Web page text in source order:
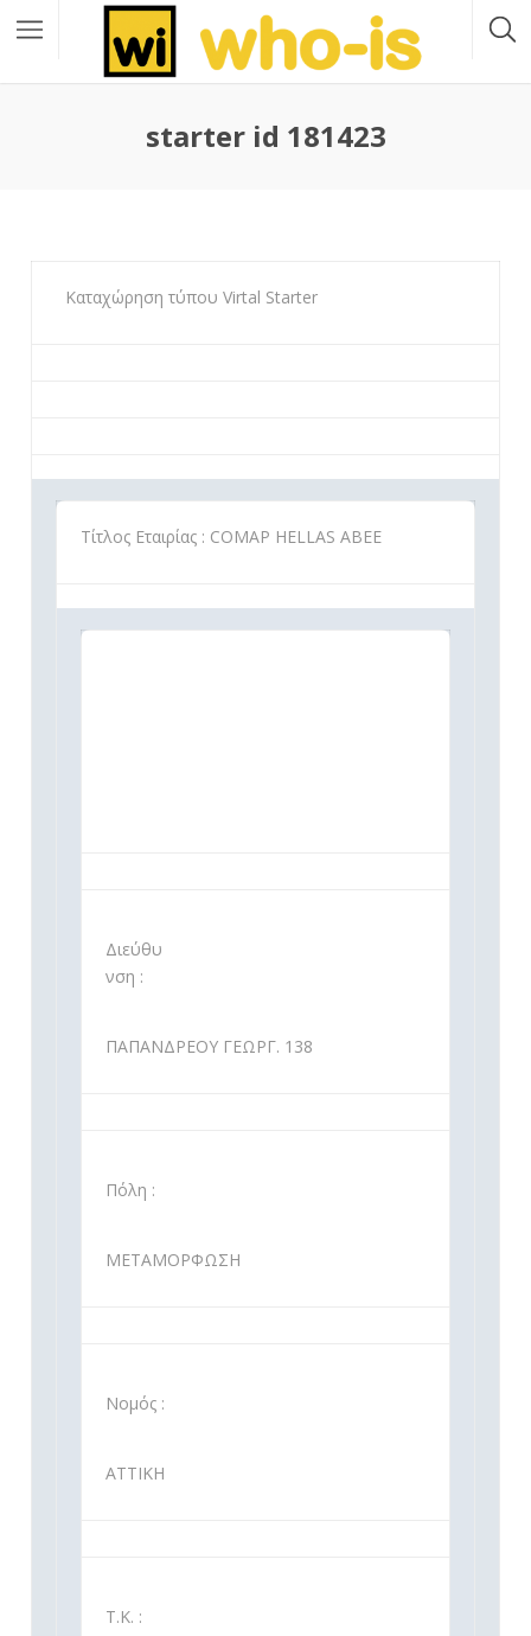
starter id 181423
Καταχώρηση τύπου Virtal Starter
Τίτλος Εταιρίας : COMAP HELLAS ΑΒΕΕ
Διεύθυ
νση :
ΠΑΠΑΝΔΡΕΟΥ ΓΕΩΡΓ. 138
Πόλη :
ΜΕΤΑΜΟΡΦΩΣΗ
Νομός :
ΑΤΤΙΚΗ
Τ.Κ. :